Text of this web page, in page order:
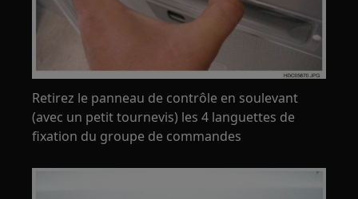
Retirez le panneau de contrôle en soulevant
(avec un petit tournevis) les 4 languettes de
fixation du groupe de commandes